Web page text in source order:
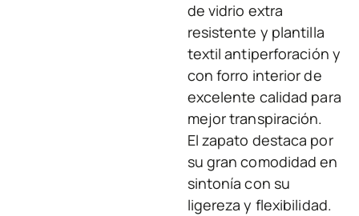
de vidrio extra
resistente y plantilla
textil antiperforación y
con forro interior de
excelente calidad para
mejor transpiración.
El zapato destaca por
su gran comodidad en
sintonía con su
ligereza y flexibilidad.